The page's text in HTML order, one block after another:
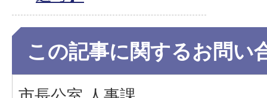
この記事に関するお問い